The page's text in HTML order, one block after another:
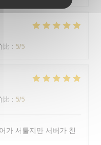
比 : 5/5
比 : 5/5
가 서툴지만 서버가 친